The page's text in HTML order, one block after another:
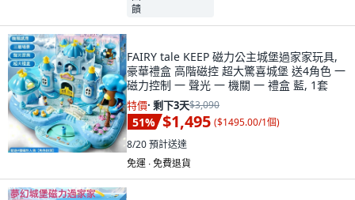
FAIRY tale KEEP 磁力公主城堡過家家玩具,
豪華禮盒 高階磁控 超大驚喜城堡 送4角色 一
磁力控制 一 聲光 一 機關 一 禮盒 藍, 1套
特價· 剩下3天$3,090
51% $1,495 ($1495.00/1個)
8/20預計送達
免運 ∙ 免費退貨